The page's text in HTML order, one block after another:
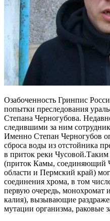
Озабоченность Гринпис
попытки преследования
Степана Черногубова.
следившими за ним
Именно Степан Черногубов
сброса воды из отстойника
в приток реки
(приток Камы, соединяющий
области и Пермский край)
соединения хрома, в том
первую очередь, монохромат
калия), вызывающие
мутации организма, раковые